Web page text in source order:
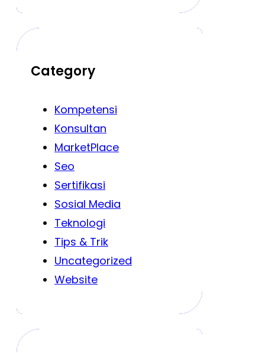
Category
Kompetensi
Konsultan
MarketPlace
Seo
Sertifikasi
Sosial Media
Teknologi
Tips & Trik
Uncategorized
Website